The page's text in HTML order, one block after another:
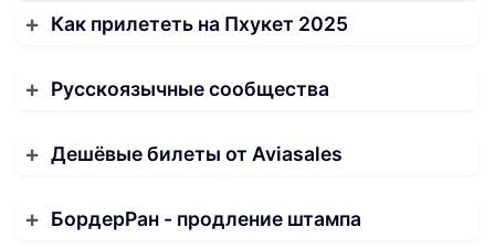
Как прилететь на Пхукет 2025
Русскоязычные сообщества
Дешёвые билеты от Aviasales
БордерРан - продление штампа